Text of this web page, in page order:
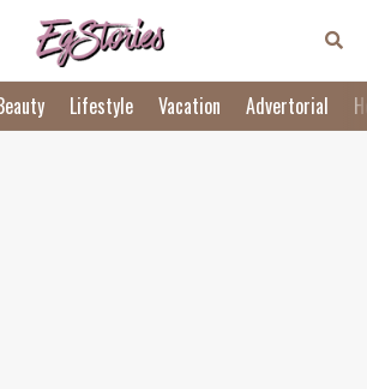
Lifestyle Vacation Advertorial